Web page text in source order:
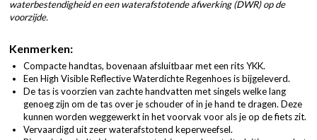
waterbestendigheid en een waterafstotende afwerking (DWR) op de
voorzijde.
Kenmerken:
Compacte handtas, bovenaan afsluitbaar met een rits YKK.
Een High Visible Reflective Waterdichte Regenhoes is bijgeleverd.
De tas is voorzien van zachte handvatten met singels welke lang
genoeg zijn om de tas over je schouder of in je hand te dragen. Deze
kunnen worden weggewerkt in het voorvak voor als je op de fiets zit.
Vervaardigd uit zeer waterafstotend keperweefsel.